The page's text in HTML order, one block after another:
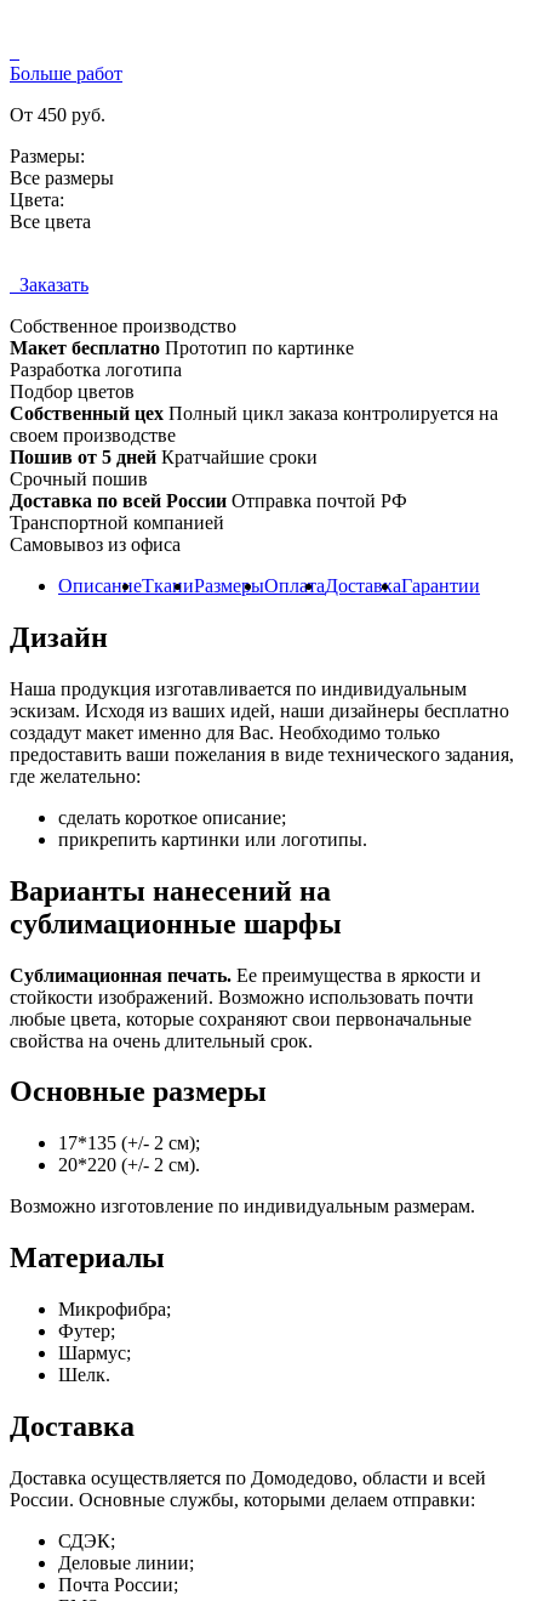
Больше работ
От 450 руб.
Размеры:
Все размеры
Цвета:
Все цвета
Заказать
Собственное производство
Макет бесплатно Прототип по картинке
Разработка логотипа
Подбор цветов
Собственный цех Полный цикл заказа контролируется на
своем производстве
Пошив от 5 дней Кратчайшие сроки
Срочный пошив
Доставка по всей России Отправка почтой РФ
Транспортной компанией
Самовывоз из офиса
ОписаниеТканиРазмерыОплатаДоставкаГарантии
Дизайн
Наша продукция изготавливается по индивидуальным
эскизам. Исходя из ваших идей, наши дизайнеры бесплатно
создадут макет именно для Вас. Необходимо только
предоставить ваши пожелания в виде технического задания,
где желательно:
сделать короткое описание;
прикрепить картинки или логотипы.
Варианты нанесений на
сублимационные шарфы
Сублимационная печать. Ее преимущества в яркости и
стойкости изображений. Возможно использовать почти
любые цвета, которые сохраняют свои первоначальные
свойства на очень длительный срок.
Основные размеры
17*135 (+/- 2 см);
20*220 (+/- 2 см).
Возможно изготовление по индивидуальным размерам.
Материалы
Микрофибра;
Футер;
Шармус;
Шелк.
Доставка
Доставка осуществляется по Домодедово, области и всей
России. Основные службы, которыми делаем отправки:
СДЭК;
Деловые линии;
Почта России;